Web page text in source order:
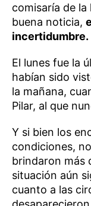
comisaría de la
buena noticia,
incertidumbre.
El lunes fue la
habían sido
la mañana,
Pilar, al que
Y si bien los
condiciones,
brindaron más
situación aún
cuanto a las